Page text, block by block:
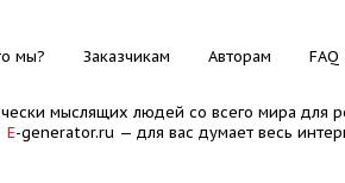
мы? Заказчикам Авторам FAQ
мыслящих людей со всего мира для
E-generator.ru — для вас думает весь